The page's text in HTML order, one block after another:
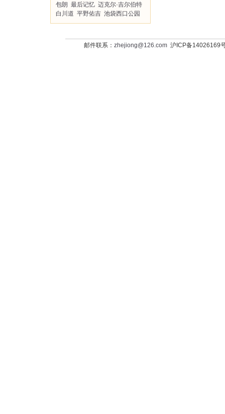
包朗 最后记忆 迈克尔·吉尔伯特
白川道 平野佑吉 池袋西口公园
邮件联系： zhejiong@126.com沪ICP备14026169